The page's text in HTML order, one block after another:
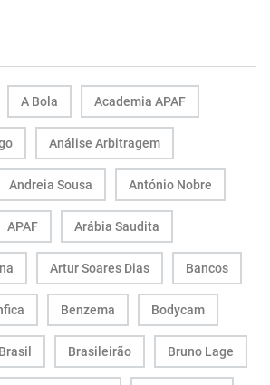
A Bola Academia APAF
Análise Arbitragem
Andreia Sousa António Nobre
APAF Arábia Saudita
Artur Soares Dias Bancos
Benzema Bodycam
Brasil Brasileirão Bruno Lage